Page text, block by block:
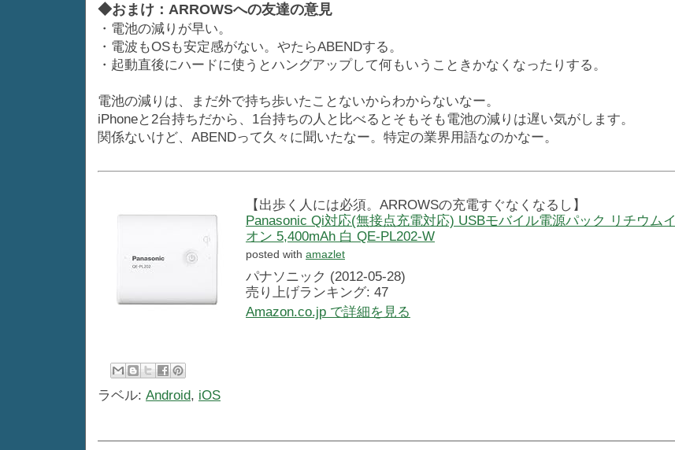
◆おまけ：ARROWSへの友達の意見
・電池の減りが早い。
・電波もOSも安定感がない。やたらABENDする。
・起動直後にハードに使うとハングアップして何もいうこときかなくなったりする。
電池の減りは、まだ外で持ち歩いたことないからわからないなー。
iPhoneと2台持ちだから、1台持ちの人と比べるとそもそも電池の減りは遅い気がします。
関係ないけど、ABENDって久々に聞いたなー。特定の業界用語なのかなー。
【出歩く人には必須。ARROWSの充電すぐなくなるし】
Panasonic Qi対応(無接点充電対応) USBモバイル電源パック リチウムイ
オン 5,400mAh 白 QE-PL202-W
posted with amazlet
パナソニック (2012-05-28)
売り上げランキング: 47
Amazon.co.jp で詳細を見る
ラベル: Android, iOS